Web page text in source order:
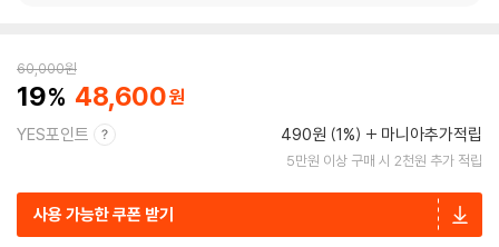
60,000원
19 48,600
YES포인트 490원 (1%) 마니아추가적립
5만원 이상 구매 시 2천원 추가 적립
사용 가능한 쿠폰 받기